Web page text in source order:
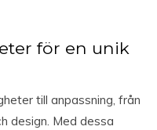
för en unik
till anpassning, från
design. Med dessa